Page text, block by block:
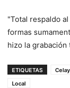
"Total respaldo
formas
hizo la grabación
ETIQUETAS
Local